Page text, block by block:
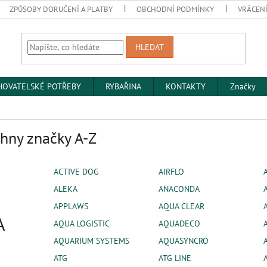
ZPŮSOBY DORUČENÍ A PLATBY OBCHODNÍ PODMÍNKY
HLEDAT
POTŘEBY RYBAŘINA KONTAKTY Značky
značky A-Z
ACTIVE DOG AIRFLO
ALEKA
ANACONDA
APPLAWS
AQUA CLEAR
AQUA LOGISTIC
AQUADECO
AQUARIUM SYSTEMS
AQUASYNCRO
ATG
ATG LINE